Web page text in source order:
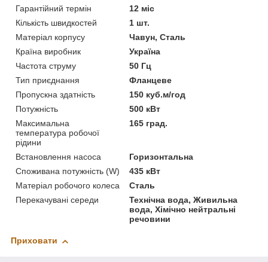
Гарантійний термін
12 міс
Кількість швидкостей
1 шт.
Матеріал корпусу
Чавун, Сталь
Країна виробник
Україна
Частота струму
50 Гц
Тип приєднання
Фланцеве
Пропускна здатність
150 куб.м/год
Потужність
500 кВт
Максимальна
температура робочої
рідини
165 град.
Встановлення насоса
Горизонтальна
Споживана потужність (W)
435 кВт
Матеріал робочого колеса
Сталь
Перекачувані середи
Технічна вода, Живильна
вода, Хімічно нейтральні
речовини
Приховати